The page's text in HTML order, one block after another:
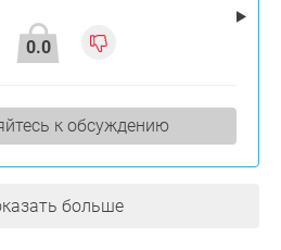
0.0
к обсуждению
больше